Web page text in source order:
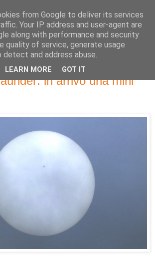
in arrivo una mini
from Google to deliver its services
Your IP address and user-agent are
along with performance and security
quality of service, generate usage
and address abuse.
LEARN MORE GOT IT